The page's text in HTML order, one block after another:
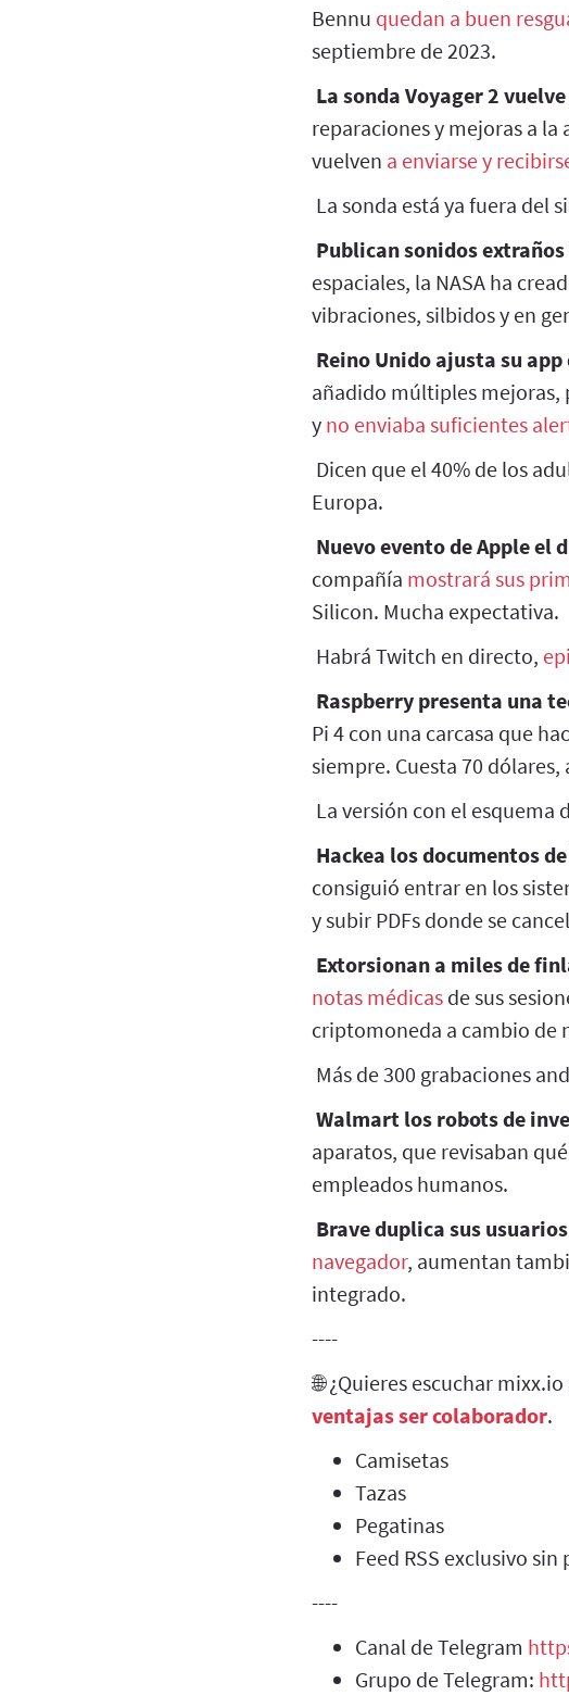
Bennu quedan a buen
septiembre de 2023.
La sonda Voyager 2
reparaciones y mejoras a
vuelven a enviarse y
La sonda está ya fuera del
Publican sonidos
espaciales, la NASA ha
vibraciones, silbidos y en
Reino Unido ajusta su
añadido múltiples mejoras,
y no enviaba suficientes
Dicen que el 40% de los
Europa.
Nuevo evento de Apple el
compañía mostrará sus
Silicon. Mucha expectativa.
Habrá Twitch en directo,
Raspberry presenta una
Pi 4 con una carcasa que
siempre. Cuesta 70
La versión con el esquema
Hackea los documentos
consiguió entrar en los
y subir PDFs donde se
Extorsionan a miles de
notas médicas de sus
criptomoneda a cambio de
Más de 300 grabaciones
Walmart los robots de
aparatos, que revisaban
empleados humanos.
Brave duplica sus
navegador, aumentan
integrado.
----
🌐 ¿Quieres escuchar
ventajas ser colaborador.
Camisetas
Tazas
Pegatinas
Feed RSS exclusivo
----
Canal de Telegram
Grupo de Telegram: